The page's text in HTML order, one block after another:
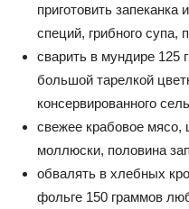
приготовить
специй, грибного супа,
сварить в мундире 125
большой тарелкой
консервированного
свежее крабовое мясо,
моллюски, половина
обвалять в хлебных
фольге 150 граммов